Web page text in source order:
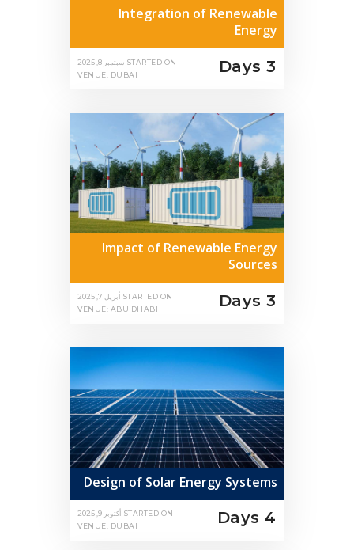
Integration of Renewable
Energy
STARTED ON سبتمبر 8, 2025
VENUE: DUBAI
3 Days
Impact of Renewable Energy
Sources
STARTED ON أبريل 7, 2025
VENUE: ABU DHABI
3 Days
Design of Solar Energy Systems
STARTED ON أكتوبر 9, 2025
VENUE: DUBAI
4 Days